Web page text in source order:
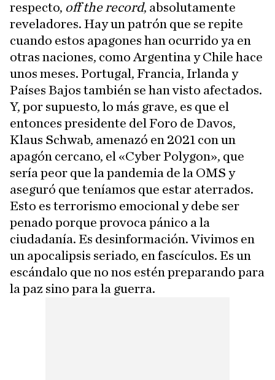
respecto, off the record, absolutamente
reveladores. Hay un patrón que se repite
cuando estos apagones han ocurrido ya en
otras naciones, como Argentina y Chile hace
unos meses. Portugal, Francia, Irlanda y
Países Bajos también se han visto afectados.
Y, por supuesto, lo más grave, es que el
entonces presidente del Foro de Davos,
Klaus Schwab, amenazó en 2021 con un
apagón cercano, el «Cyber Polygon», que
sería peor que la pandemia de la OMS y
aseguró que teníamos que estar aterrados.
Esto es terrorismo emocional y debe ser
penado porque provoca pánico a la
ciudadanía. Es desinformación. Vivimos en
un apocalipsis seriado, en fascículos. Es un
escándalo que no nos estén preparando para
la paz sino para la guerra.